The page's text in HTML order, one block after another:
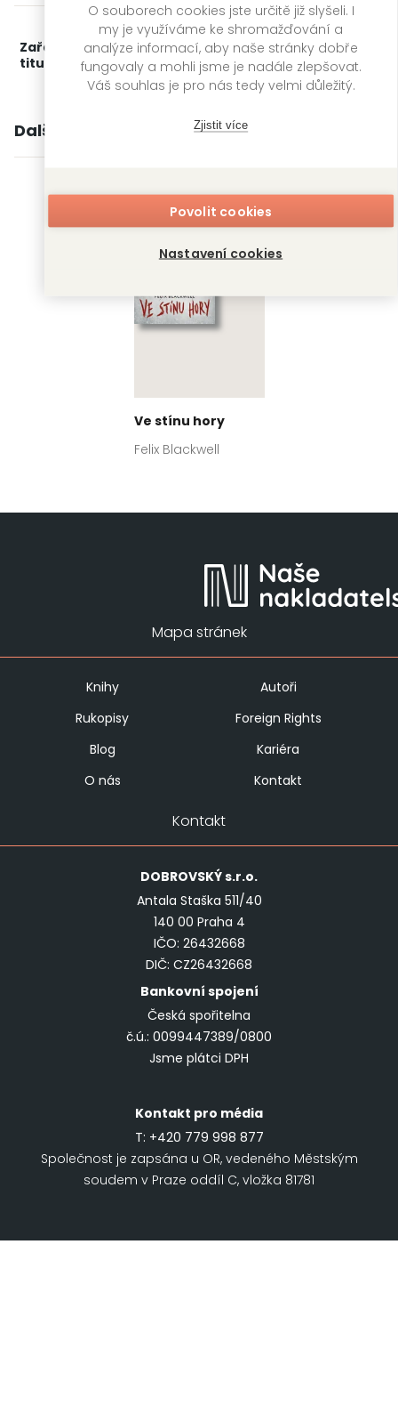
O souborech cookies jste určitě již slyšeli. I
my je využíváme ke shromažďování a
analýze informací, aby naše stránky dobře
fungovaly a mohli jsme je nadále zlepšovat.
Váš souhlas je pro nás tedy velmi důležitý.
Zjistit více
Povolit cookies
Nastavení cookies
Zařažení
titulu:
Kategorie >Horory
Další knihy autora
Ve stínu hory
Felix Blackwell
Mapa stránek
Knihy
Autoři
Rukopisy
Foreign Rights
Blog
Kariéra
O nás
Kontakt
Kontakt
DOBROVSKÝs.r.o.
Antala Staška 511/40
140 00 Praha 4
IČO: 26432668
DIČ: CZ26432668
Bankovní spojení
Česká spořitelna
č.ú.: 0099447389/0800
Jsme plátci DPH
Kontakt pro média
T: +420 779 998 877
Společnost je zapsána u OR, vedeného Městským
soudem v Praze oddíl C, vložka 81781